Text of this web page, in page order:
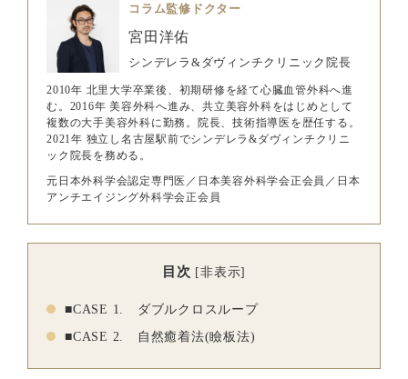
コラム監修ドクター
宮田洋佑
シンデレラ&ダヴィンチクリニック院長
2010年 北里大学卒業後、初期研修を経て心臓血管外科へ進
む。2016年 美容外科へ進み、共立美容外科をはじめとして
複数の大手美容外科に勤務。院長、技術指導医を歴任する。
2021年 独立し名古屋駅前でシンデレラ&ダヴィンチクリニ
ック院長を務める。
元日本外科学会認定専門医／日本美容外科学会正会員／日本
アンチエイジング外科学会正会員
目次 [非表示]
■CASE 1. ダブルクロスループ
■CASE 2. 自然癒着法(瞼板法)